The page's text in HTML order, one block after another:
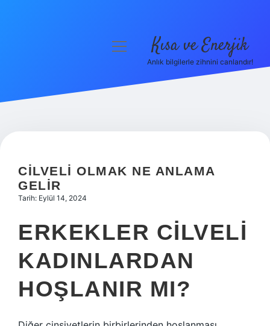
Hakkımızda
menüyü
Kısa ve Enerjik
Anlık bilgilerle zihnini canlandır!
CILVELI OLMAK NE ANLAMA
GELIR
Tarih: Eylül 14, 2024
ERKEKLER CILVELI
KADINLARDAN
HOŞLANIR MI?